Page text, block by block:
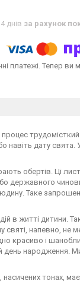
днів за рахунок
платежі. Тепер
навіть дату свята.
обертів. Ці
державного
Таке
в житті дитини.
святі, напевно,
красиво і
день народження.
тонах,